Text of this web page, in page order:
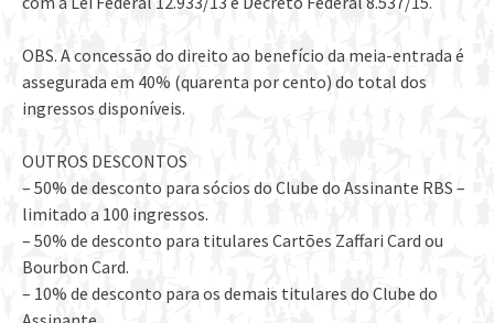
OBS. A concessão do direito ao benefício da meia-entrada é
assegurada em 40% (quarenta por cento) do total dos
ingressos disponíveis.
OUTROS DESCONTOS
– 50% de desconto para sócios do Clube do Assinante RBS –
limitado a 100 ingressos.
– 50% de desconto para titulares Cartões Zaffari Card ou
Bourbon Card.
– 10% de desconto para os demais titulares do Clube do